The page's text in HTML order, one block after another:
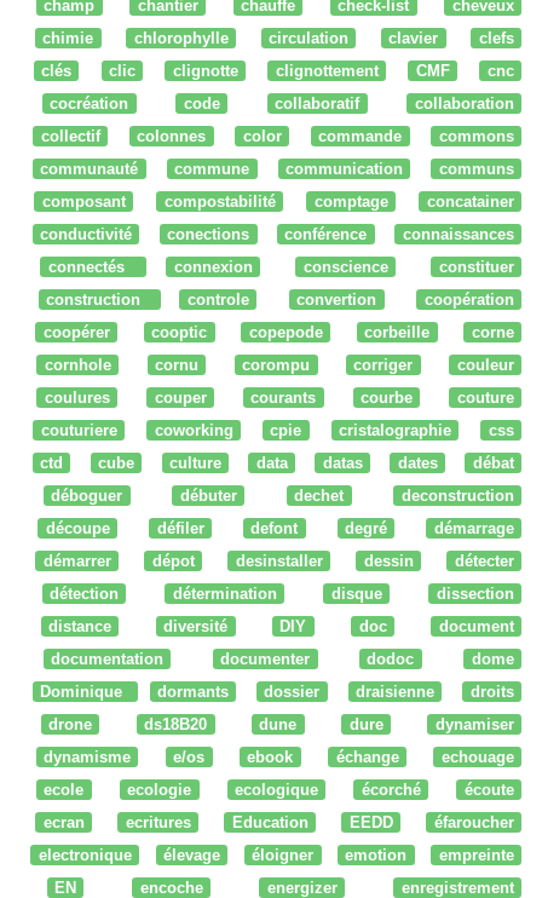
champ
chantier chauffe check-list
cheveux
chimie
chlorophylle circulation clavier
clefs
clés
clic clignotte clignottement CMF
cnc
cocréation
code collaboratif
collaboration
collectif
colonnes color commande
commons
communauté
commune communication
communs
composant
compostabilité comptage
concatainer
conductivité
conections conférence
connaissances
connectés
connexion conscience
constituer
construction
controle convertion
coopération
coopérer
cooptic copepode corbeille
corne
cornhole
cornu corompu corriger
couleur
coulures
couper courants courbe
couture
couturiere
coworking cpie cristalographie
css
ctd
cube culture data datas dates
débat
déboguer
débuter dechet
deconstruction
découpe
défiler defont degré
démarrage
démarrer
dépot desinstaller dessin
détecter
détection
détermination disque
dissection
distance
diversité DIY doc
document
documentation
documenter dodoc
dome
Dominique
dormants dossier draisienne
droits
drone
ds18B20 dune dure
dynamiser
dynamisme
e/os ebook échange
echouage
ecole
ecologie ecologique écorché
écoute
ecran
ecritures Education EEDD
éfaroucher
electronique
élevage éloigner emotion
empreinte
EN
encoche energizer
enregistrement